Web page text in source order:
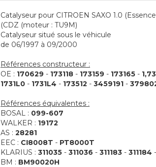
Catalyseur pour CITROEN SAXO 1.0
(CDZ (moteur : TU9M)
Catalyseur situé sous le véhicule
de 06/1997 à 09/2000
Références constructeur :
OE : 170629 - 173118 - 173159 - 173165 -
1731L0 - 1731L4 - 173512 - 3459191 -
Références équivalentes :
BOSAL : 099-607
WALKER : 19172
AS : 28281
EEC : CI8008T - PT8000T
KLARIUS : 311035 - 311036 - 311183 - 311184 -
BM : BM90020H